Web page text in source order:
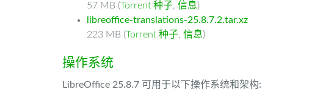
57 MB (Torrent 种子, 信息)
libreoffice-translations-25.8.7.2.tar.xz
223 MB (Torrent 种子, 信息)
操作系统
LibreOffice 25.8.7 可用于以下操作系统和架构: